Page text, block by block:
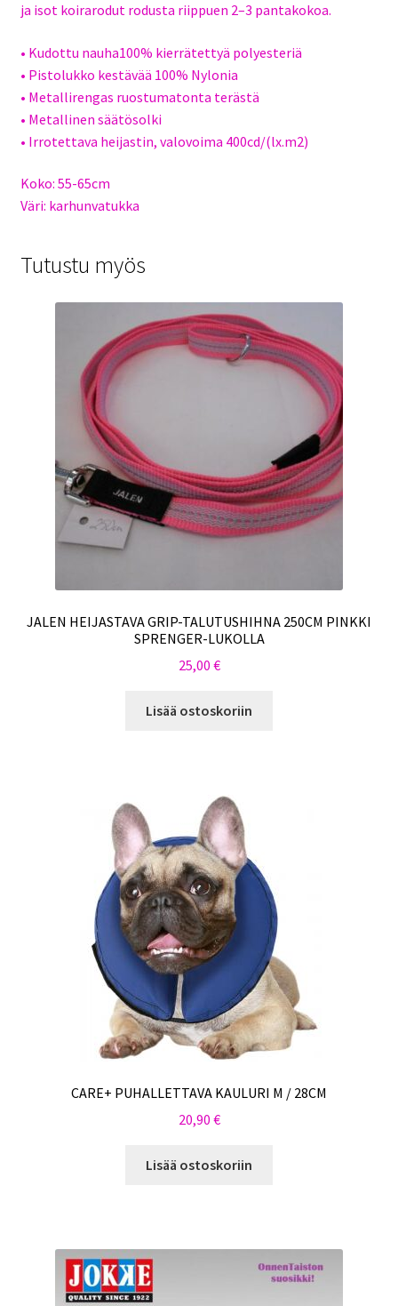
ja isot koirarodut rodusta riippuen 2–3 pantakokoa.
• Kudottu nauha100% kierrätettyä polyesteriä
• Pistolukko kestävää 100% Nylonia
• Metallirengas ruostumatonta terästä
• Metallinen säätösolki
• Irrotettava heijastin, valovoima 400cd/(lx.m2)
Koko: 55-65cm
Väri: karhunvatukka
Tutustu myös
JALEN HEIJASTAVA GRIP-TALUTUSHIHNA 250CM PINKKI
SPRENGER-LUKOLLA
25,00 €
Lisää ostoskoriin
CARE+ PUHALLETTAVA KAULURI M / 28CM
20,90 €
Lisää ostoskoriin